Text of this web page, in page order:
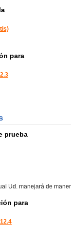
para
prueba
Ud. manejará de
para